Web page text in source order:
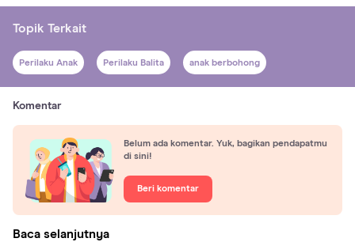
Topik Terkait
Perilaku Anak Perilaku Balita anak berbohong
Komentar
Belum ada komentar. Yuk, bagikan pendapatmu
di sini!
Beri komentar
Baca selanjutnya